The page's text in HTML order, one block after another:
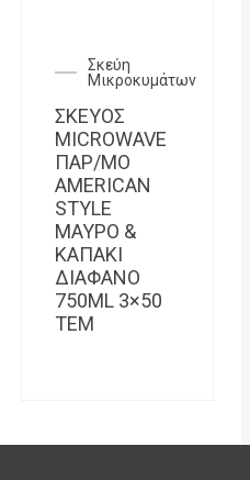
Σκεύη
Μικροκυμάτων
ΣΚΕΥΟΣ
MICROWAVE
ΠΑΡ/ΜΟ
AMERICAN
STYLE
ΜΑΥΡΟ &
ΚΑΠΑΚΙ
ΔΙΑΦΑΝΟ
750ML 3×50
TEM